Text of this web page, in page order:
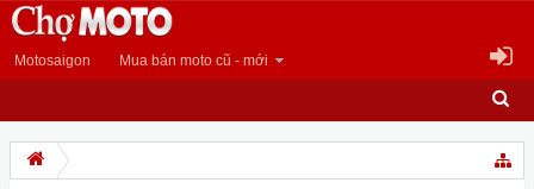
Motosaigon Mua bán moto cũ - mới